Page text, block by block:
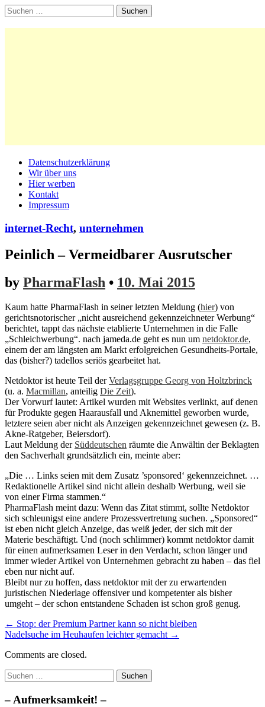
Suchen
nach:
Main
menu
Skip
content
Datenschutzerklärung
Wir über uns
Hier werben
Kontakt
Impressum
internet-Recht, unternehmen
Peinlich – Vermeidbarer Ausrutscher
by PharmaFlash • 10. Mai 2015
Kaum hatte PharmaFlash in seiner letzten Meldung (hier) von
gerichtsnotorischer „nicht ausreichend gekennzeichneter Werbung“
berichtet, tappt das nächste etablierte Unternehmen in die Falle
„Schleichwerbung“. nach jameda.de geht es nun um netdoktor.de,
einem der am längsten am Markt erfolgreichen Gesundheits-Portale,
das (bisher?) tadellos seriös gearbeitet hat.
Netdoktor ist heute Teil derVerlagsgruppe Georg von Holtzbrinck
(u. a. Macmillan, anteilig Die Zeit).
Der Vorwurf lautet: Artikel wurden mit Websites verlinkt, auf denen
für Produkte gegen Haarausfall und Aknemittel geworben wurde,
letztere seien aber nicht als Anzeigen gekennzeichnet gewesen (z. B.
Akne-Ratgeber, Beiersdorf).
Laut Meldung der Süddeutschen räumte die Anwältin der Beklagten
den Sachverhalt grundsätzlich ein, meinte aber:
„Die … Links seien mit dem Zusatz ’sponsored‘ gekennzeichnet. …
Redaktionelle Artikel sind nicht allein deshalb Werbung, weil sie
von einer Firma stammen.“
PharmaFlash meint dazu: Wenn das Zitat stimmt, sollte Netdoktor
sich schleunigst eine andere Prozessvertretung suchen. „Sponsored“
ist eben nicht gleich Anzeige, das weiß jeder, der sich mit der
Materie beschäftigt. Und (noch schlimmer) kommt netdoktor damit
für einen aufmerksamen Leser in den Verdacht, schon länger und
immer wieder Artikel von Unternehmen gebracht zu haben – das fiel
eben nur nicht auf.
Bleibt nur zu hoffen, dass netdoktor mit der zu erwartenden
juristischen Niederlage offensiver und kompetenter als bisher
umgeht – der schon entstandene Schaden ist schon groß genug.
Post
navigation
← Stop: der Premium Partner kann so nicht bleiben
Nadelsuche im Heuhaufen leichter gemacht →
Comments are closed.
Suchen
nach:
– Aufmerksamkeit! –